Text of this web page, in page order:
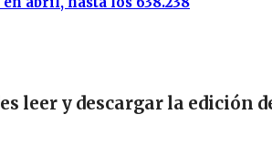
leer y descargar la edición